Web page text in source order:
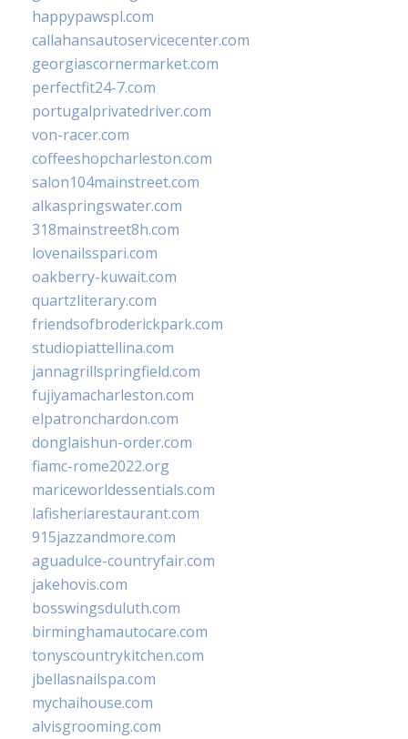
happypawspl.com
callahansautoservicecenter.com
georgiascornermarket.com
perfectfit24-7.com
portugalprivatedriver.com
von-racer.com
coffeeshopcharleston.com
salon104mainstreet.com
alkaspringswater.com
318mainstreet8h.com
lovenailsspari.com
oakberry-kuwait.com
quartzliterary.com
friendsofbroderickpark.com
studiopiattellina.com
jannagrillspringfield.com
fujiyamacharleston.com
elpatronchardon.com
donglaishun-order.com
fiamc-rome2022.org
mariceworldessentials.com
lafisheriarestaurant.com
915jazzandmore.com
aguadulce-countryfair.com
jakehovis.com
bosswingsduluth.com
birminghamautocare.com
tonyscountrykitchen.com
jbellasnailspa.com
mychaihouse.com
alvisgrooming.com